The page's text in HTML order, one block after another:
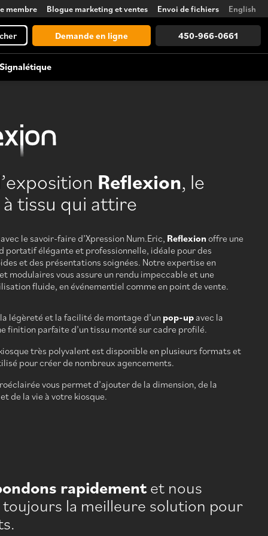
membre Blogue marketing et ventes Envoi de fichiers English
Demande en ligne 450-966-0661
Voir tout
Découvrez toutes les possibilités, de
la conception à la logistique
Signalétique
Reflexion, le
tissu qui attire
le savoir-faire d’Xpression Num.Eric, Reflexion offre une
portatif élégante et professionnelle, idéale pour des
et des présentations soignées. Notre expertise en
modulaires vous assure un rendu impeccable et une
fluide, en événementiel comme en point de vente.
légèreté et la facilité de montage d’un pop-upavec la
finition parfaite d’un tissu monté sur cadre profilé.
très polyvalent est disponible en plusieurs formats et
pour créer de nombreux agencements.
vous permet d’ajouter de la dimension, de la
de la vie à votre kiosque.
rapidementet nous
la meilleure solution pour